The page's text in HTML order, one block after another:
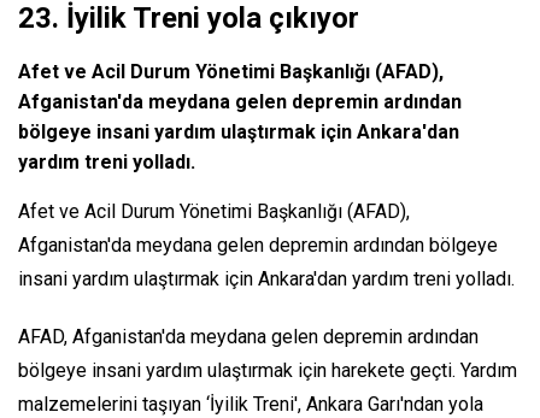
23. İyilik Treni yola çıkıyor
Afet ve Acil Durum Yönetimi Başkanlığı (AFAD),
Afganistan'da meydana gelen depremin ardından
bölgeye insani yardım ulaştırmak için Ankara'dan
yardım treni yolladı.
Afet ve Acil Durum Yönetimi Başkanlığı (AFAD),
Afganistan'da meydana gelen depremin ardından bölgeye
insani yardım ulaştırmak için Ankara'dan yardım treni yolladı.
AFAD, Afganistan'da meydana gelen depremin ardından
bölgeye insani yardım ulaştırmak için harekete geçti. Yardım
malzemelerini taşıyan ‘İyilik Treni', Ankara Garı'ndan yola